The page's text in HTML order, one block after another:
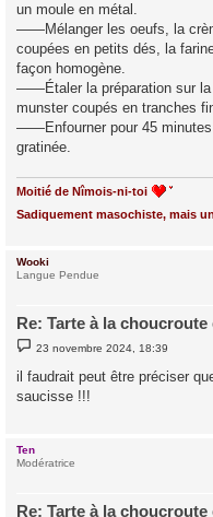
un moule en métal.
——Mélanger les oeufs, la
coupées en petits dés, la
façon homogène.
——Étaler la préparation sur la
munster coupés en tranches
——Enfourner pour 45 minutes
gratinée.
Moitié de Nîmois-ni-toi
Sadiquement masochiste, mais
Wooki
Langue Pendue
Re: Tarte à la
M
s
a
23 novembre 2024, 18:39
il faudrait peut être préciser
saucisse !!!
Ten
Modératrice
Re: Tarte à la